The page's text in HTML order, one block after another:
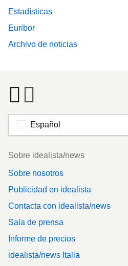
Estadísticas
Euribor
Archivo de noticias
Español
Footer
Sobre idealista/news
Sobre nosotros
Publicidad en idealista
Contacta con idealista/news
Sala de prensa
Informe de precios
idealista/news Italia